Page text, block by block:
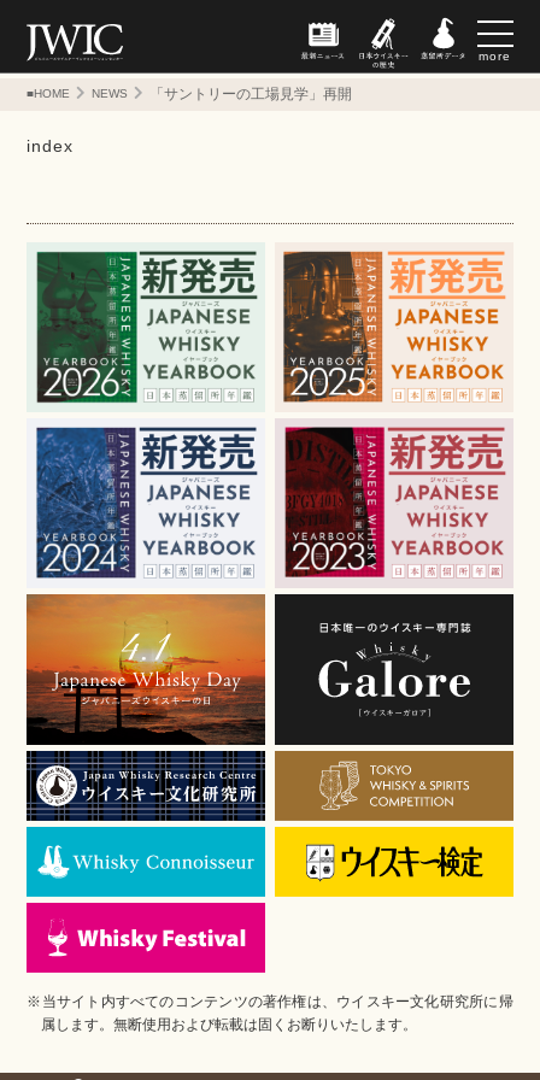
more
■HOME NEWS 「サントリーの工場見学」再開
index
※当サイト内すべてのコンテンツの著作権は、ウイスキー文化研究所に帰
属します。無断使用および転載は固くお断りいたします。